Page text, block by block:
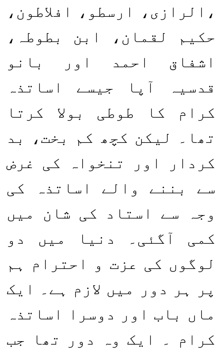
،الرازی، ارسطو، افلاطون،
حکیم لقمان، ابن بطوطہ،
اشفاق احمد اور بانو
قدسیہ آپا جیسے اساتذہ
کرام کا طوطی بولا کرتا
تھا۔ لیکن کچھ کم بخت، بد
کردار اور تنخواہ کی غرض
سے بننے والے اساتذہ کی
وجہ سے استاد کی شان میں
کمی آگئی۔ دنیا میں دو
لوگوں کی عزت و احترام ہم
پر ہر دور میں لازم ہے۔ ایک
ماں باب اور دوسرا اساتذہ
کرام ۔ ایک وہ دور تھا جب